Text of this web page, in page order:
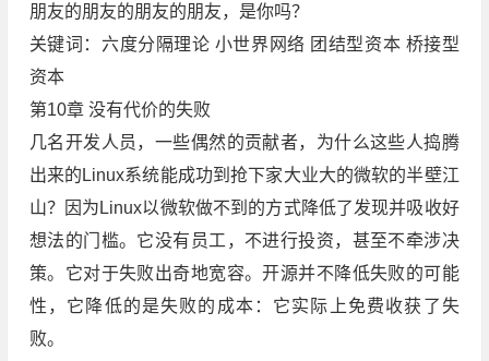
朋友的朋友的朋友的朋友，是你吗？
关键词：六度分隔理论 小世界网络 团结型资本 桥接型
资本
第10章 没有代价的失败
几名开发人员，一些偶然的贡献者，为什么这些人捣腾
出来的Linux系统能成功到抢下家大业大的微软的半壁江
山？因为Linux以微软做不到的方式降低了发现并吸收好
想法的门槛。它没有员工，不进行投资，甚至不牵涉决
策。它对于失败出奇地宽容。开源并不降低失败的可能
性，它降低的是失败的成本：它实际上免费收获了失
败。